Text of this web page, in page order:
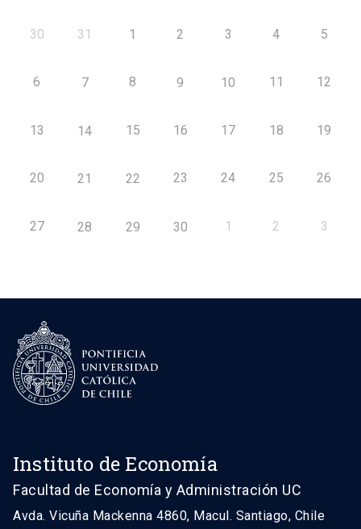
30 31 1 2 3 4 5
6 7 8 9 10 11 12
13 14 15 16 17 18 19
20 21 22 23 24 25 26
27 28 29 30 1 2 3
Instituto de Economía
Facultad de Economía y Administración UC
Avda. Vicuña Mackenna 4860, Macul. Santiago, Chile